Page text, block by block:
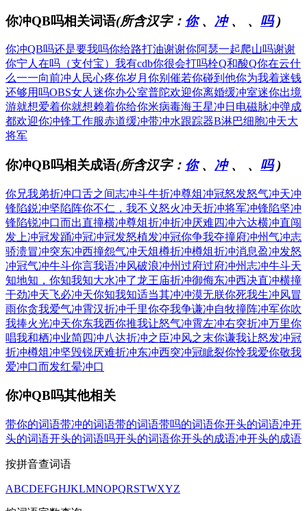
你冲QB吗相关词语(所含汉字： 你、 冲、 、 吗)
你冲QB吗还是要我吗你给路打油谢谢你阿瑟一起爬山吗谢谢
你宁人 在吗（支付宝） 我有cdb你很会打吗栓Q和酸Q你在云什
么一一向前冲 人民心疼你岁月你别催若你碰到他你为我着迷钱
还够用吗OBS女人 迷你办公室普陀欢迎你离婚缓冲室迷你出境
游就想爱着你就想赖着你给你米病毒海王星冲日 电磁脉冲弹成
都欢迎你冲锋工作服赤道缓冲带冲水跟踪器B淋巴细胞冲天大
将军
你冲QB吗相关成语(所含汉字： 你、 冲、 、 吗)
你兄我弟折冲口舌之间志冲斗牛折冲尊俎 冲冠怒发怒气冲天冲
锋陷鋭冲坚陷阵你不仁，我不义怒火冲天折冲将军冲锋陷坚冲
锋陷锐冲口而出直撞横冲尊俎折冲折冲厌难四冲六达横冲直闯
发上冲冠发踊冲冠冲冠发怒植发冲冠你争我夺撞府冲州气冲志
骄溃冒冲突东冲西撞怨气冲天俎樽折冲樽俎折冲消息盈冲发怒
冲冠气冲牛斗你言我语冲风破浪冲州过府过府冲州志冲牛斗天
知地知，你知我知大水冲了龙王庙折冲御侮东冲西决直冲横撞
干劲冲天飞必冲天你知我知适当其冲冲漠无朕你死我生冲风冒
雨你贪我爱气冲霄汉折冲千里你夺我争谦冲自牧撞阵冲军你吹
我捧火光冲天你东我西你推我让怒气冲霄左冲右突折冲万里你
唱我和栖冲业简四冲八达折冲之臣冲风之末你谦我让怒发冲冠
折冲樽俎 冲坚毁锐厌难折冲东冲西突冲冠眦裂你怜我爱你敬我
爱冲口而发红晕冲口
你冲QB吗其他相关
带你的词语带冲的词语带的词语带吗的词语你开头的词语冲开
头的词语开头的词语吗开头的词语你开头的成语冲开头的成语
按拼音查词语
ABCDEFGHJKLMNOPQRSTWXYZ